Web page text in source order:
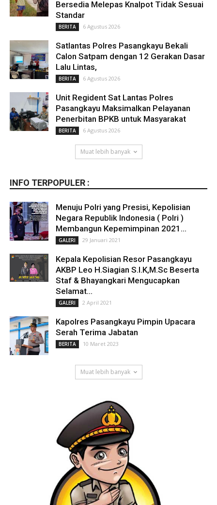
Bersedia Melepas Knalpot Tidak Sesuai
Standar
BERITA 6 Agustus 2026
Satlantas Polres Pasangkayu Bekali
Calon Satpam dengan 12 Gerakan Dasar
Lalu Lintas,
BERITA 6 Agustus 2026
Unit Regident Sat Lantas Polres
Pasangkayu Maksimalkan Pelayanan
Penerbitan BPKB untuk Masyarakat
BERITA 6 Agustus 2026
Muat lebih banyak
INFO TERPOPULER :
Menuju Polri yang Presisi, Kepolisian
Negara Republik Indonesia ( Polri )
Membangun Kepemimpinan 2021...
GALERI 29 Januari 2021
Kepala Kepolisian Resor Pasangkayu
AKBP Leo H.Siagian S.I.K,M.Sc Beserta
Staf & Bhayangkari Mengucapkan
Selamat...
GALERI 2 April 2021
Kapolres Pasangkayu Pimpin Upacara
Serah Terima Jabatan
BERITA 10 Maret 2023
Muat lebih banyak